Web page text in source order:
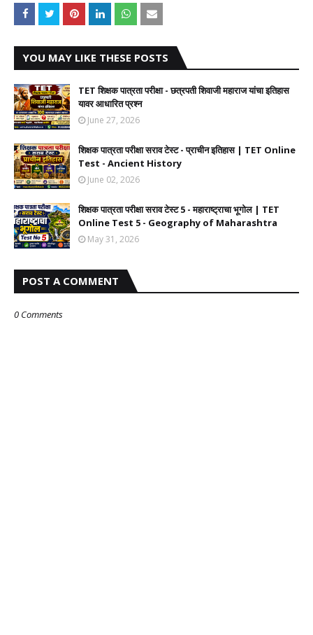
YOU MAY LIKE THESE POSTS
TET शिक्षक पात्रता परीक्षा - छत्रपती शिवाजी महाराज यांचा इतिहास
यावर आधारित प्रश्न
June 27, 2026
शिक्षक पात्रता परीक्षा सराव टेस्ट - प्राचीन इतिहास | TET Online
Test - Ancient History
June 02, 2026
शिक्षक पात्रता परीक्षा सराव टेस्ट 5 - महाराष्ट्राचा भूगोल | TET
Online Test 5 - Geography of Maharashtra
May 31, 2026
POST A COMMENT
0 Comments